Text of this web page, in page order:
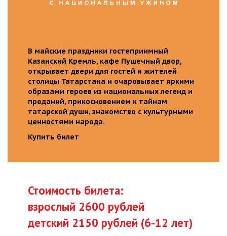
В майские праздники гостеприимный
Казанский Кремль, кафе Пушечный двор,
открывает двери для гостей и жителей
столицы Татарстана и очаровывает яркими
образами героев из национальных легенд и
преданий, прикосновением к тайнам
татарской души, знакомство с культурными
ценностями народа.
Купить билет
Стоимость билета:
взрослый 2600 рублей
детский 2150 рублей (6-12 лет)